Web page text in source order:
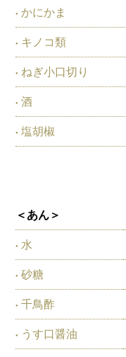
かにかま
キノコ類
ねぎ小口切り
酒
塩胡椒
＜あん＞
水
砂糖
千鳥酢
うす口醤油